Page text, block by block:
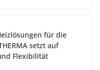
für die
setzt auf
Flexibilität